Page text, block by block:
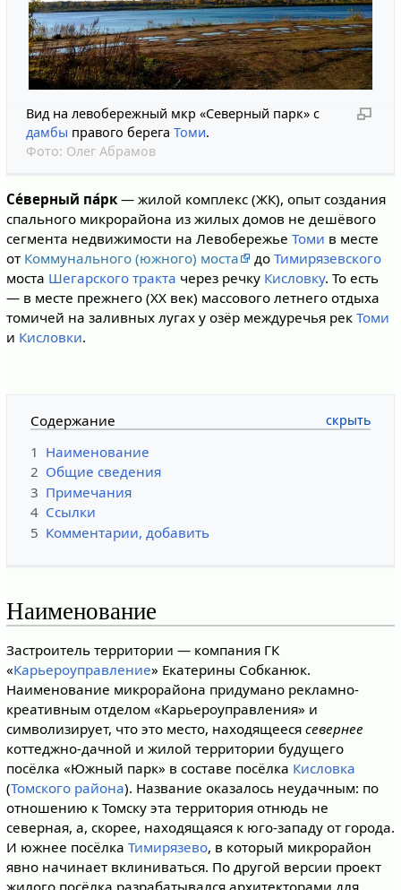
Вид на левобережный мкр «Северный парк» с
дамбы правого берегаТоми.
Фото: Олег Абрамов
Се́верный па́рк— жилой комплекс (ЖК), опыт создания
спального микрорайона из жилых домов не дешёвого
сегмента недвижимости на Левобережье Томи в месте
от Коммунального (южного) моста до Тимирязевского
моста Шегарского тракта через речку Кисловку. То есть
— в месте прежнего (XX век) массового летнего отдыха
томичей на заливных лугах у озёр междуречья рек Томи
и Кисловки.
Содержание
1 Наименование
2 Общие сведения
3 Примечания
4 Ссылки
5 Комментарии, добавить
Наименование
Застроитель территории — компания ГК
«Карьероуправление» Екатерины Собканюк.
Наименование микрорайона придумано рекламно-
креативным отделом «Карьероуправления» и
символизирует, что это место, находящееся севернее
коттеджно-дачной и жилой территории будущего
посёлка «Южный парк» в составе посёлка Кисловка
(Томского района). Название оказалось неудачным: по
отношению к Томску эта территория отнюдь не
северная, а, скорее, находящаяся к юго-западу от города.
И южнее посёлка Тимирязево, в который микрорайон
явно начинает вклиниваться. По другой версии проект
жилого посёлка разрабатывался архитекторами для